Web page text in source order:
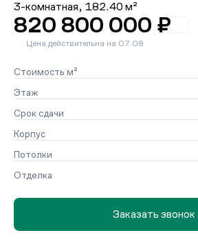
3-комнатная, 182.40 м²
820 800 000 ₽
Цена действительна на 07.08
Стоимость м²
Этаж
Срок сдачи
Корпус
Потолки
Отделка
Заказать звонок